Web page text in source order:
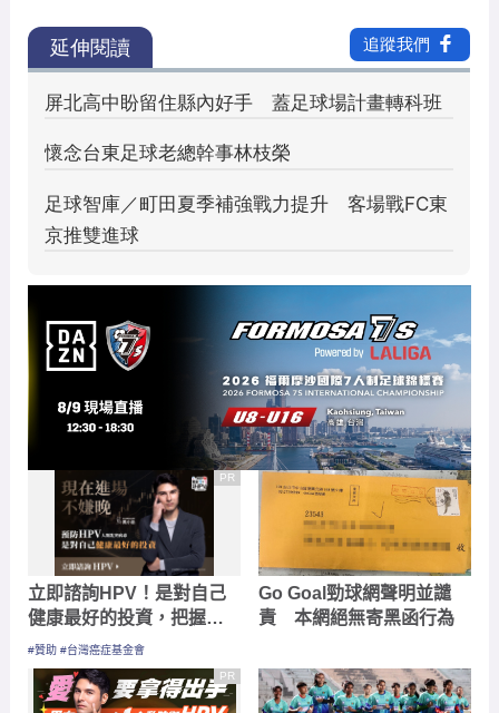
PR
立即諮詢HPV！是對自己
健康最好的投資，把握現
在不嫌晚！
#贊助 #台灣癌症基金會
Go Goal勁球網聲明並譴
責 本網絕無寄黑函行為
PR